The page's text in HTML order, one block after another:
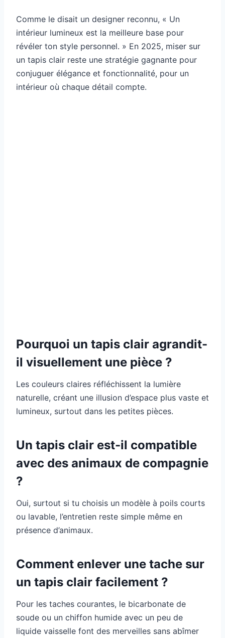
Comme le disait un designer reconnu, « Un
intérieur lumineux est la meilleure base pour
révéler ton style personnel. » En 2025, miser sur
un tapis clair reste une stratégie gagnante pour
conjuguer élégance et fonctionnalité, pour un
intérieur où chaque détail compte.
Pourquoi un tapis clair agrandit-
il visuellement une pièce ?
Les couleurs claires réfléchissent la lumière
naturelle, créant une illusion d’espace plus vaste et
lumineux, surtout dans les petites pièces.
Un tapis clair est-il compatible
avec des animaux de compagnie
?
Oui, surtout si tu choisis un modèle à poils courts
ou lavable, l’entretien reste simple même en
présence d’animaux.
Comment enlever une tache sur
un tapis clair facilement ?
Pour les taches courantes, le bicarbonate de
soude ou un chiffon humide avec un peu de
liquide vaisselle font des merveilles sans abîmer